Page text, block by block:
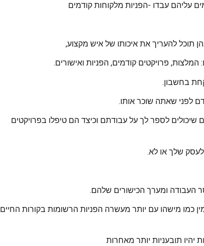
עליהם עבדו -הפניות מלקוחות קודמים
תוכל להעריך את איכותו של איש מקצוע,
פרויקטים קודמים, הפניות ואישורים.
בחשבון.
לפני שאתה שוכר אותו.
לספר לך על עבודתם וכיצד הם טיפלו בפרויקטים
שלך או לא.
העבודה ומערך הכישורים שלהם.
כמו מישהו עם יותר מעשרה הפניות הרשומות בקורות החיים
יהיו תובעניות יותר מאחרות